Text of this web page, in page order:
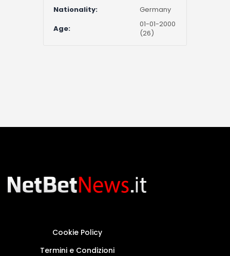
Nationality:
Germany
Age:
01-01-2000
(26)
Cookie Policy
Termini e Condizioni